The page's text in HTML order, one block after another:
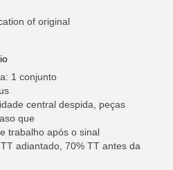
of original
1 conjunto
central despida, peças
que
trabalho após o sinal
adiantado, 70% TT antes da